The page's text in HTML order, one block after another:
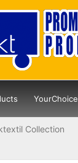
YourChoice
Collection